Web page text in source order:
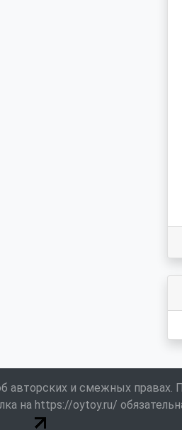
и смежных правах.
на https://oytoy.ru/